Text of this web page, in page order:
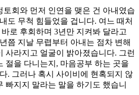
토회와 먼저 인연을 맺은 건 아내였습
도 무척 힘들었을 겁니다. 여느 때처
로 후회하며 3년만 지켜봐 달라고
쯤 지날 무렵부터 아내는 점차 변해
사라지고 얼굴이 밝아졌습니다. 그런
절을 다니는지, 마음공부 하는 곳을
. 그러나 혹시 사이비에 현혹되지 않
빠지지 말라는 말을 하기도 했습니